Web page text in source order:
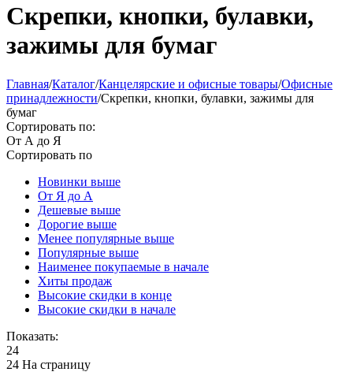
Скрепки, кнопки, булавки,
зажимы для бумаг
Главная/Каталог/Канцелярские и офисные товары/Офисные
принадлежности/Скрепки, кнопки, булавки, зажимы для
бумаг
Сортировать по:
От А до Я
Сортировать по
Новинки выше
От Я до А
Дешевые выше
Дорогие выше
Менее популярные выше
Популярные выше
Наименее покупаемые в начале
Хиты продаж
Высокие скидки в конце
Высокие скидки в начале
Показать:
24
24 На страницу